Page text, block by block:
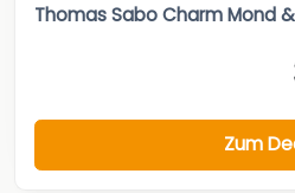
Thomas Sabo Charm Mond
Zum